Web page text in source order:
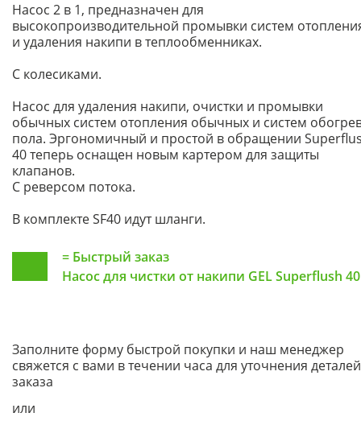
Насос 2 в 1, предназначен для
высокопроизводительной промывки систем
и удаления накипи в теплообменниках.
С колесиками.
Насос для удаления накипи, очистки и промывки
обычных систем отопления обычных и систем
пола. Эргономичный и простой в обращении
40 теперь оснащен новым картером для защиты
клапанов.
С реверсом потока.
В комплекте SF40 идут шланги.
= Быстрый заказ
Насос для чистки от накипи GEL Superflush 40
Заполните форму быстрой покупки и наш менеджер
свяжется с вами в течении часа для уточнения деталей
заказа
или